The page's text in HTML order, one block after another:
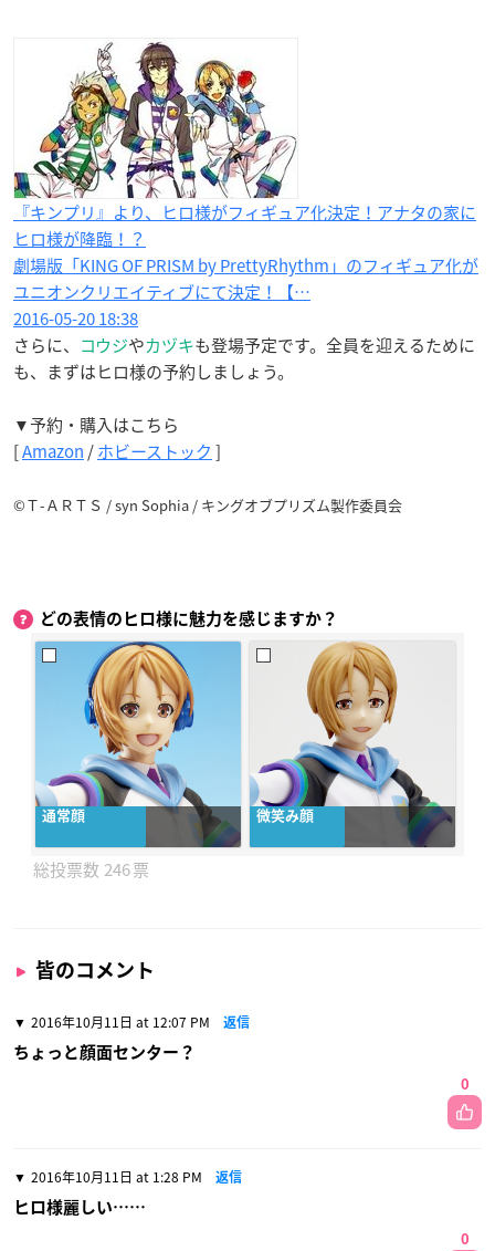
『キンプリ』より、ヒロ様がフィギュア化決定！アナタの家に
ヒロ様が降臨！？
劇場版「KING OF PRISM by PrettyRhythm」のフィギュア化が
ユニオンクリエイティブにて決定！【…
2016-05-20 18:38
さらに、 コウジやカヅキも登場予定です。全員を迎えるために
も、まずはヒロ様の予約しましょう。
▼予約・購入はこちら
[Amazon /ホビーストック ]
©Ｔ-ＡＲＴＳ / syn Sophia / キングオブプリズム製作委員会
どの表情のヒロ様に魅力を感じますか？
通常顔 微笑み顔
246
皆のコメント
2016年10月11日 at 12:07 PM 返信
ちょっと顔面センター？
0
2016年10月11日 at 1:28 PM 返信
ヒロ様麗しい……
0